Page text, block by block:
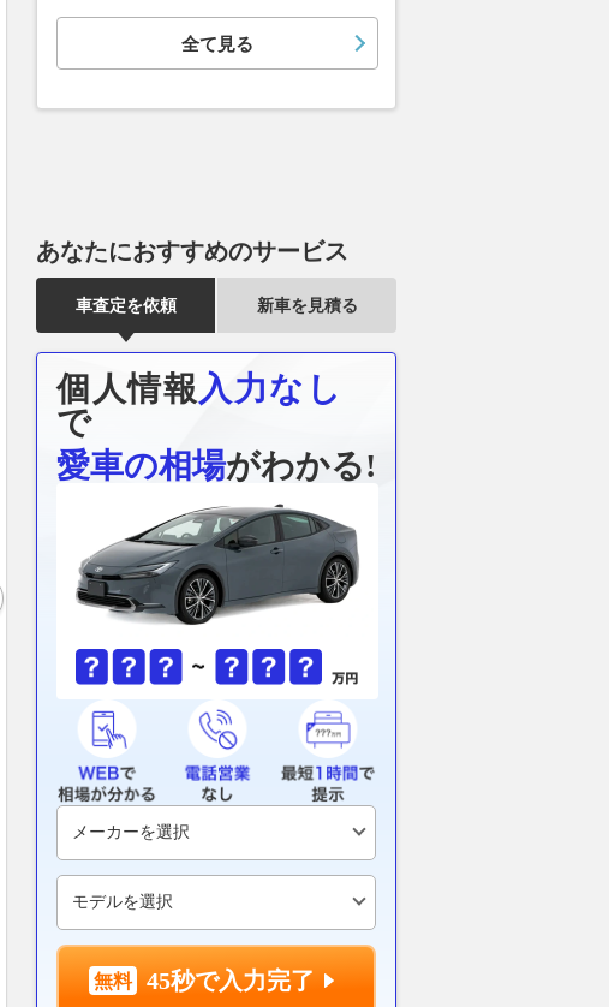
れた？ スーパーフォーミュラ
第8戦で予選Q3進出の牧野任
祐、表情も明るく「今までと違
うメンタルで臨めている」
motorsport.com 日本版
で「焼き菓子の迷宮」!? 多様
な“自販機”が店内ビッシリ!!
24時間いつでも買える「湘南ク
ッキーアウトレット」は足を伸
2026.08.08 バイクのニュース
全て見る
あなたにおすすめのサービス
車査定を依頼 新車を見積る
個人情報 入力なし
で
愛車の相場がわかる!
45秒で入力完了